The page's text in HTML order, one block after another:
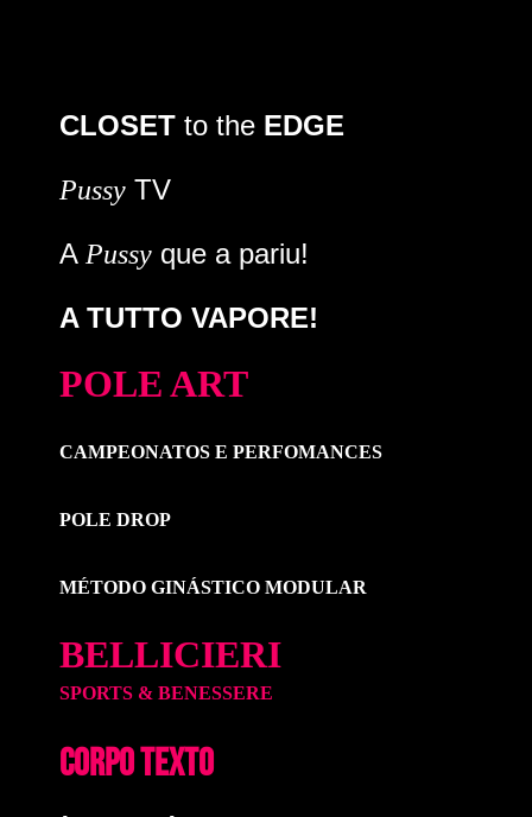
CLOSET to the EDGE
Pussy TV
A Pussy que a pariu!
A TUTTO VAPORE!
POLE ART
CAMPEONATOS E PERFOMANCES
POLE DROP
MÉTODO GINÁSTICO MODULAR
BELLICIERI
SPORTS & BENESSERE
CORPO TEXTO